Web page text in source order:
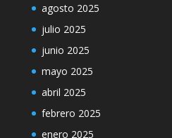
agosto 2025
julio 2025
junio 2025
mayo 2025
abril 2025
febrero 2025
enero 2025